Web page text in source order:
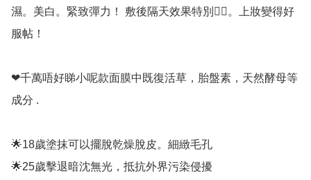
濕。美白。緊致彈力！ 敷後隔天效果特別👍🏻。上妝變得好
服帖！
❤千萬唔好睇小呢款面膜中既復活草，胎盤素，天然酵母等
成分 .
🌟18歲塗抹可以擺脫乾燥脫皮。細緻毛孔
🌟25歲擊退暗沈無光，抵抗外界污染侵擾